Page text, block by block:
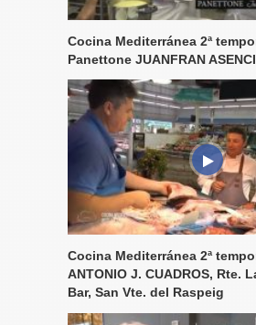
Cocina Mediterránea 2ª
Panettone JUANFRAN
Cocina Mediterránea 2ª
ANTONIO J. CUADROS, Rte.
Bar, San Vte. del Raspeig